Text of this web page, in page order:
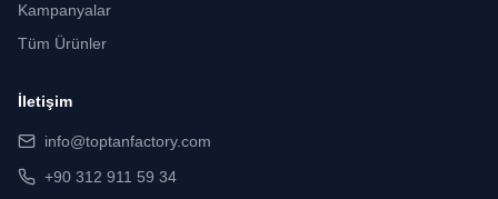
Kampanyalar
Tüm Ürünler
İletişim
info@toptanfactory.com
+90 312 911 59 34